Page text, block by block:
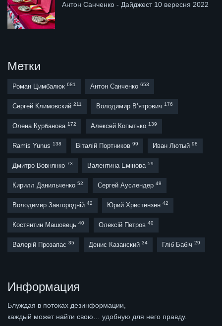
Антон Санченко - Дайджест 10 вересня 2022
Метки
Роман Цимбалюк 681 Антон Санченко 653
Сергей Климовский 211 Володимир В’ятрович 176
Олена Курбанова 172 Алексей Копытько 139
Ramis Yunus 138 Віталій Портников 99 Иван Лютый 98
Дмитро Вовнянко 73 Валентина Емінова 59
Кирилл Данильченко 52 Сергей Ауслендер 49
Володимир Завгородній 42 Юрий Христензен 42
Костянтин Машовець 40 Олексій Петров 40
Валерій Прозапас 35 Денис Казанский 34 Гліб Бабіч 29
Информация
Блуждая в потоках дезинформации,
каждый может найти свою… удобную для него правду.